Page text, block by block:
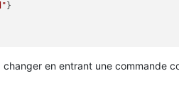
}
en entrant une commande